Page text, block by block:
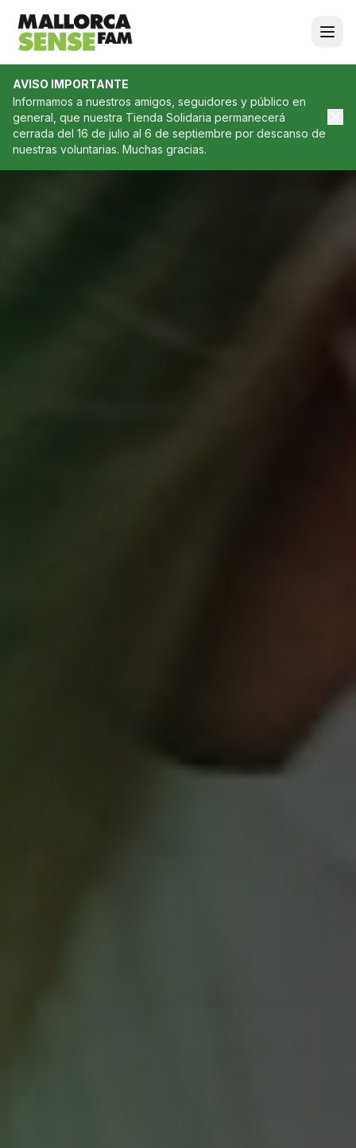
AVISO IMPORTANTE
Informamos a nuestros amigos, seguidores y público en
general, que nuestra Tienda Solidaria permanecerá
cerrada del 16 de julio al 6 de septiembre por descanso de
nuestras voluntarias. Muchas gracias.